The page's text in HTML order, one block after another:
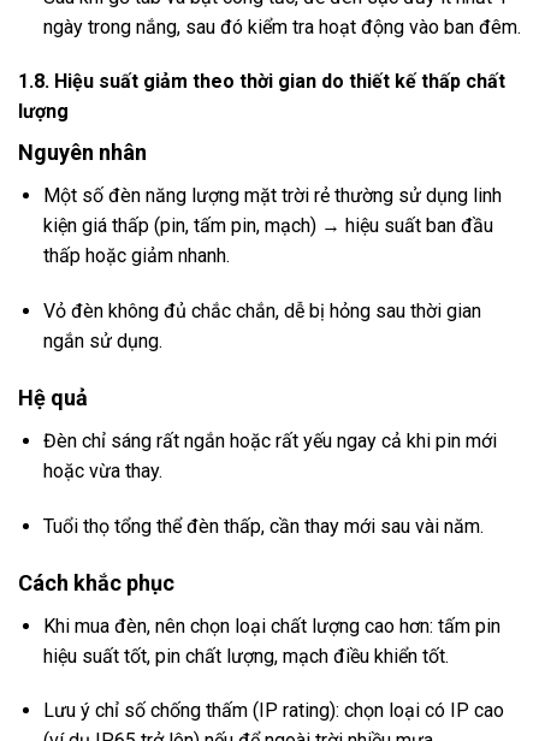
ngày trong nắng, sau đó kiểm tra hoạt động vào ban đêm.
1.8. Hiệu suất giảm theo thời gian do thiết kế thấp chất
lượng
Nguyên nhân
Một số đèn năng lượng mặt trời rẻ thường sử dụng linh
kiện giá thấp (pin, tấm pin, mạch) → hiệu suất ban đầu
thấp hoặc giảm nhanh.
Vỏ đèn không đủ chắc chắn, dễ bị hỏng sau thời gian
ngắn sử dụng.
Hệ quả
Đèn chỉ sáng rất ngắn hoặc rất yếu ngay cả khi pin mới
hoặc vừa thay.
Tuổi thọ tổng thể đèn thấp, cần thay mới sau vài năm.
Cách khắc phục
Khi mua đèn, nên chọn loại chất lượng cao hơn: tấm pin
hiệu suất tốt, pin chất lượng, mạch điều khiển tốt.
Lưu ý chỉ số chống thấm (IP rating): chọn loại có IP cao